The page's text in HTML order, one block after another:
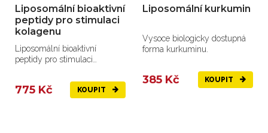
Liposomální bioaktivní
peptidy pro stimulaci
kolagenu
Liposomální bioaktivní
peptidy pro stimulaci
775 Kč KOUPIT
Liposomální kurkumin
Vysoce biologicky dostupná
forma kurkuminu.
385 Kč KOUPIT